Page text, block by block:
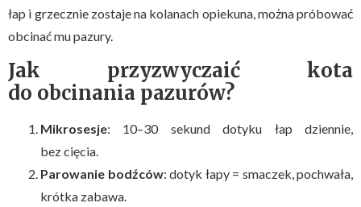
łap i grzecznie zostaje na kolanach opiekuna, można próbować
obcinać mu pazury.
Jak przyzwyczaić kota
do obcinania pazurów?
Mikrosesje: 10–30 sekund dotyku łap dziennie,
bez cięcia.
Parowanie bodźców: dotyk łapy = smaczek, pochwała,
krótka zabawa.